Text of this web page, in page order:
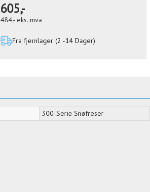
605,-
484,- eks. mva
Fra fjernlager (2 -14 Dager)
300-Serie Snøfreser